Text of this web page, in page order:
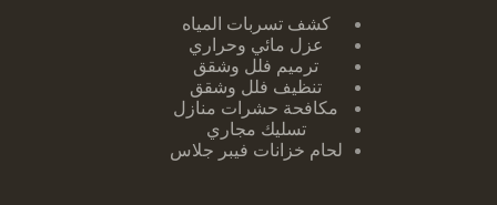
كشف تسربات ا لمياه
عزل مائي وحراري
ترميم فلل وشقق
تنظيف فلل وشقق
مكافحة حشرات منازل
تسليك مجاري
لحام خزانات فيبر جلاس